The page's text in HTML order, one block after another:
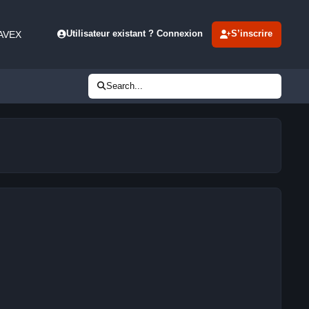
Utilisateur existant ? Connexion S’inscrire
Search...